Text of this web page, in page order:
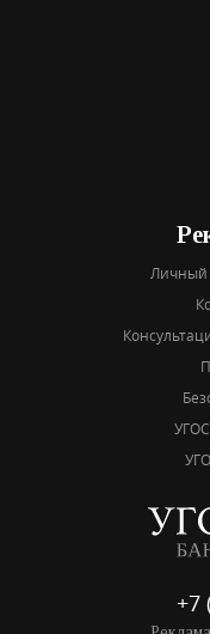
Личный
+7